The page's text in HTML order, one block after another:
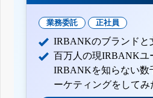
業務委託 正社員
IRBANKのブランドと
百万人の現IRBANKユ
IRBANKを知らない数
ーケティングをしてみ